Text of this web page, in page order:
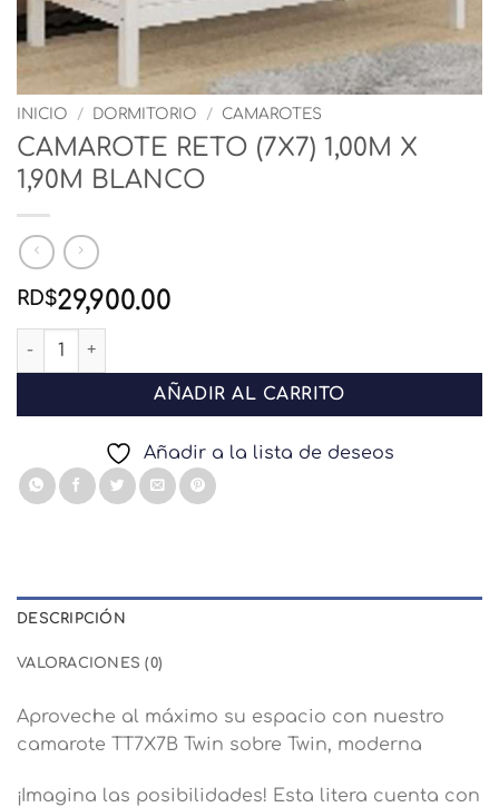
INICIO / DORMITORIO / CAMAROTES
CAMAROTE RETO (7X7) 1,00M X
1,90M BLANCO
RD$29,900.00
CAMAROTE RETO (7X7) 1,00M X 1,90M BLANCO cantidad
AÑADIR AL CARRITO
Añadir a la lista de deseos
DESCRIPCIÓN
VALORACIONES (0)
Aproveche al máximo su espacio con nuestro
camarote TT7X7B Twin sobre Twin, moderna
¡Imagina las posibilidades! Esta litera cuenta con